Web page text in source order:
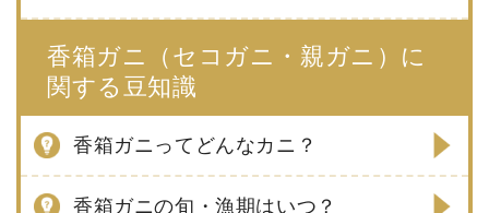
香箱ガニ（セコガニ・親ガニ）に
関する豆知識
香箱ガニってどんなカニ？
香箱ガニの旬・漁期はいつ？